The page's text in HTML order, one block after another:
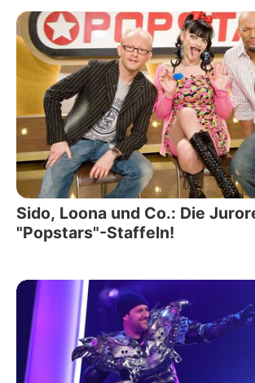
Sido, Loona und Co.: Die
"Popstars"-Staffeln!